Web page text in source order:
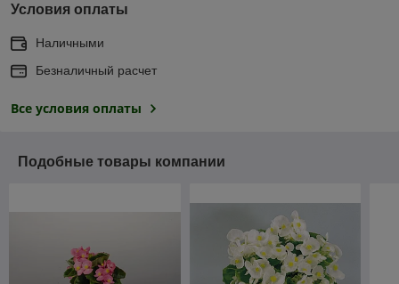
Условия оплаты
Наличными
Безналичный расчет
Все условия оплаты
Подобные товары компании